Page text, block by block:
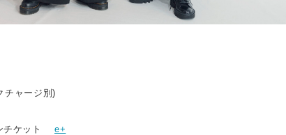
チャージ別)
チケットe+